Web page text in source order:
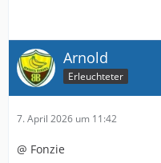
Arnold
Erleuchteter
7. April 2026 um 11:42
@ Fonzie